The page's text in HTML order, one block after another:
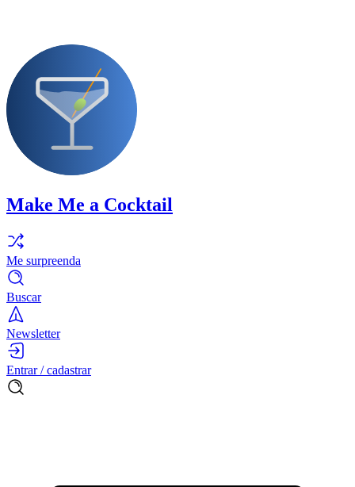
Make Me a Cocktail
Me surpreenda
Buscar
Newsletter
Entrar / cadastrar